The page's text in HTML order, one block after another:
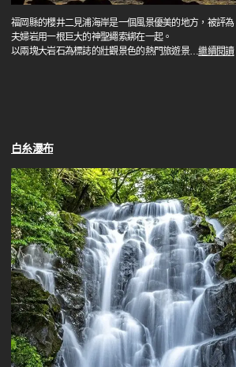
福岡縣的櫻井二見浦海岸是一個風景優美的地方，被評為
夫婦岩用一根巨大的神聖繩索綁在一起。
以兩塊大岩石為標誌的壯觀景色的熱門旅遊景…繼續閱讀
白糸瀑布